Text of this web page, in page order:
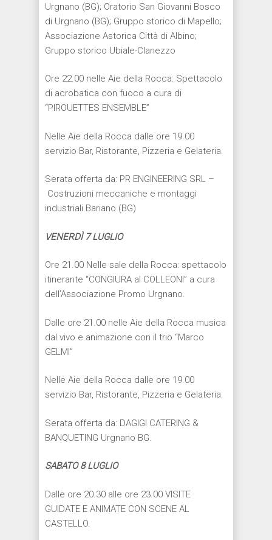
Urgnano (BG); Oratorio San Giovanni Bosco
di Urgnano (BG); Gruppo storico di Mapello;
Associazione Astorica Città di Albino;
Gruppo storico Ubiale-Clanezzo
Ore 22.00 nelle Aie della Rocca: Spettacolo
di acrobatica con fuoco a cura di
“PIROUETTES ENSEMBLE”
Nelle Aie della Rocca dalle ore 19.00
servizio Bar, Ristorante, Pizzeria e Gelateria.
Serata offerta da: PR ENGINEERING SRL –
Costruzioni meccaniche e montaggi
industriali Bariano (BG)
VENERDÌ7 LUGLIO
Ore 21.00 Nelle sale della Rocca: spettacolo
itinerante “CONGIURA al COLLEONI” a cura
dell’Associazione Promo Urgnano.
Dalle ore 21.00 nelle Aie della Rocca musica
dal vivo e animazione con il trio “Marco
GELMI”
Nelle Aie della Rocca dalle ore 19.00
servizio Bar, Ristorante, Pizzeria e Gelateria.
Serata offerta da: DAGIGI CATERING &
BANQUETING Urgnano BG.
SABATO 8 LUGLIO
Dalle ore 20.30 alle ore 23.00 VISITE
GUIDATE E ANIMATE CON SCENE AL
CASTELLO.